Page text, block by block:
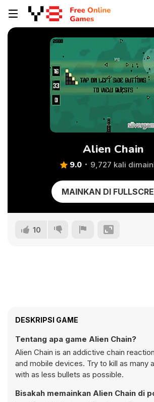
Alien Chain
9.0 9,727 kali
MAINKAN DI
10
DESKRIPSI GAME
Tentang apa game Alien Chain?
Alien Chain is an addictive chain
and mobile devices. Try to kill as many
with as less bullets as possible.
Bisakah memainkan Alien Chain di